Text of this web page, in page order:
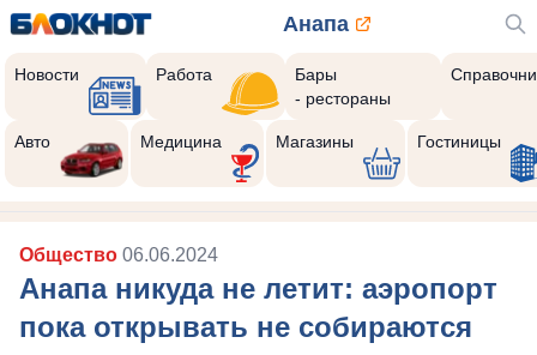
Анапа
Новости Работа
Бары
- рестораны
Авто Медицина Магазины Гостиницы
Общество 06.06.2024
Анапа никуда не летит: аэропорт
пока открывать не собираются